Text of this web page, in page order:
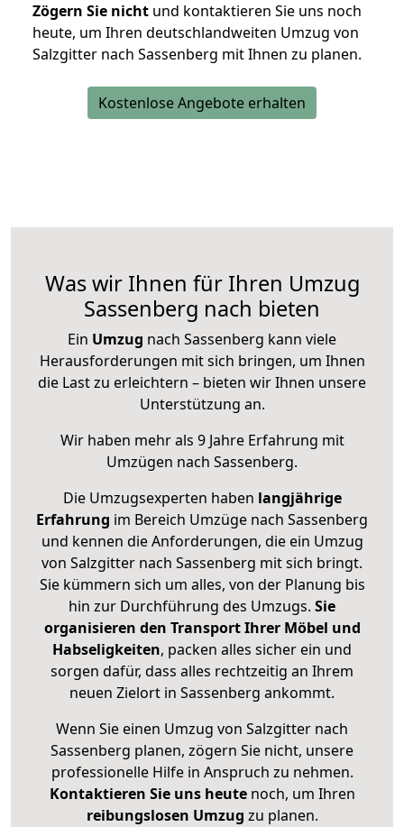
Zögern Sie nicht und kontaktieren Sie uns noch
heute, um Ihren deutschlandweiten Umzug von
Salzgitter nach Sassenberg mit Ihnen zu planen.
Kostenlose Angebote erhalten
Was wir Ihnen für Ihren Umzug
Sassenberg nach bieten
Ein Umzug nach Sassenberg kann viele
Herausforderungen mit sich bringen, um Ihnen
die Last zu erleichtern – bieten wir Ihnen unsere
Unterstützung an.
Wir haben mehr als 9 Jahre Erfahrung mit
Umzügen nach Sassenberg.
Die Umzugsexperten haben langjährige
Erfahrung im Bereich Umzüge nach Sassenberg
und kennen die Anforderungen, die ein Umzug
von Salzgitter nach Sassenberg mit sich bringt.
Sie kümmern sich um alles, von der Planung bis
hin zur Durchführung des Umzugs. Sie
organisieren den Transport Ihrer Möbel und
Habseligkeiten, packen alles sicher ein und
sorgen dafür, dass alles rechtzeitig an Ihrem
neuen Zielort in Sassenberg ankommt.
Wenn Sie einen Umzug von Salzgitter nach
Sassenberg planen, zögern Sie nicht, unsere
professionelle Hilfe in Anspruch zu nehmen.
Kontaktieren Sie uns heutenoch, um Ihren
reibungslosen Umzug zu planen.